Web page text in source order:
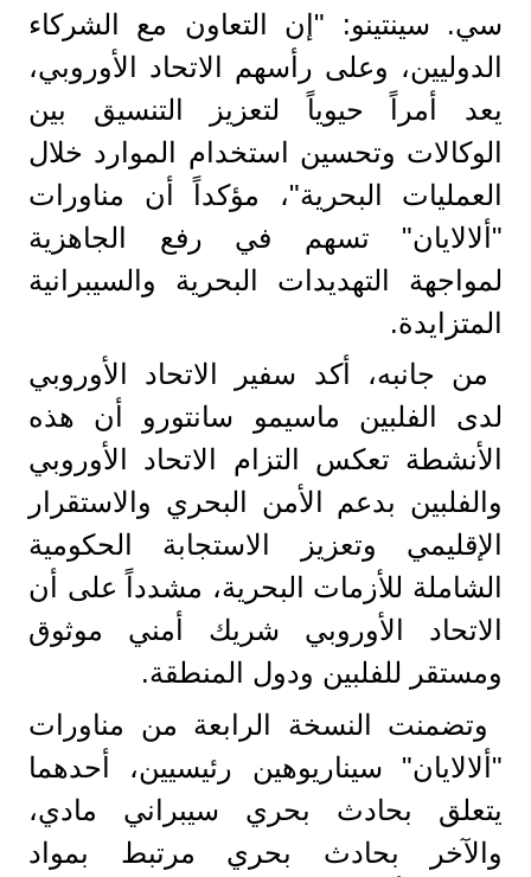
سي. سينتينو: "إن التعاون مع الشركاء
الدوليين، وعلى رأسهم الاتحاد الأوروبي،
يعد أمراً حيوياً لتعزيز التنسيق بين
الوكالات وتحسين استخدام الموارد خلال
العمليات البحرية"، مؤكداً أن مناورات
"ألالايان" تسهم في رفع الجاهزية
لمواجهة التهديدات البحرية والسيبرانية
المتزايدة.
من جانبه، أكد سفير الاتحاد الأوروبي
لدى الفلبين ماسيمو سانتورو أن هذه
الأنشطة تعكس التزام الاتحاد الأوروبي
والفلبين بدعم الأمن البحري والاستقرار
الإقليمي وتعزيز الاستجابة الحكومية
الشاملة للأزمات البحرية، مشدداً على أن
الاتحاد الأوروبي شريك أمني موثوق
ومستقر للفلبين ودول المنطقة.
وتضمنت النسخة الرابعة من مناورات
"ألالايان" سيناريوهين رئيسيين، أحدهما
يتعلق بحادث بحري سيبراني مادي،
والآخر بحادث بحري مرتبط بمواد